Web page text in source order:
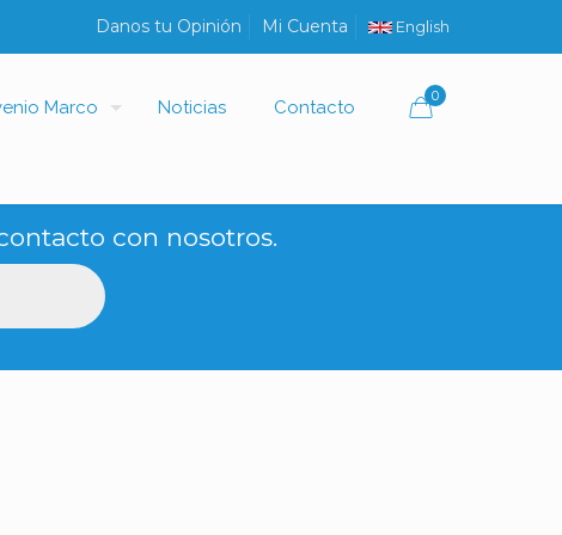
Danos tu Opinión Mi Cuenta English
Marco Noticias Contacto
0
con nosotros.